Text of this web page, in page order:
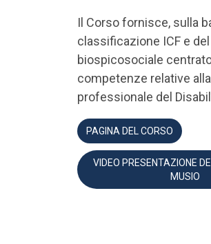
Il Corso fornisce, sulla
classificazione ICF e
biospicosociale
competenze relative
professionale del
PAGINA DEL CORSO
VIDEO PRESENTAZIONE
MUSIO